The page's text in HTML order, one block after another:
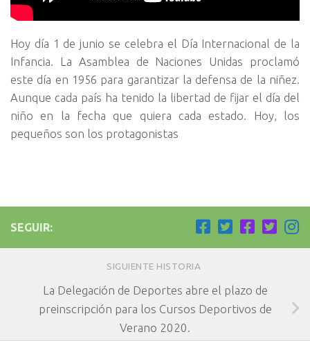
Hoy día 1 de junio se celebra el Día Internacional de la
Infancia. La Asamblea de Naciones Unidas proclamó
este día en 1956 para garantizar la defensa de la niñez.
Aunque cada país ha tenido la libertad de fijar el día del
niño en la fecha que quiera cada estado. Hoy, los
pequeños son los protagonistas
SEGUIR:
SIGUIENTE HISTORIA
La Delegación de Deportes abre el plazo de
preinscripción para los Cursos Deportivos de
Verano 2020.